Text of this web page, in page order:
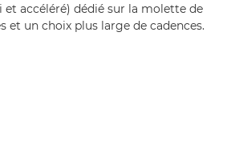
et accéléré) dédié sur la molette de
et un choix plus large de cadences.